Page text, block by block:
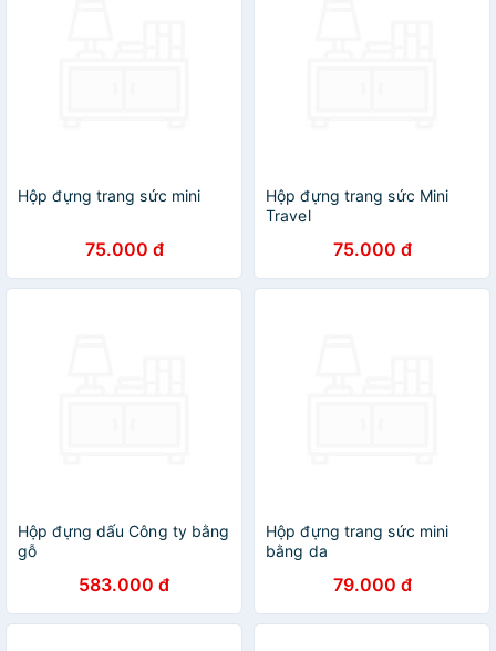
Hộp đựng trang sức mini
75.000 đ
Hộp đựng trang sức Mini
Travel
75.000 đ
Hộp đựng dấu Công ty bằng
gỗ
583.000 đ
Hộp đựng trang sức mini
bằng da
79.000 đ